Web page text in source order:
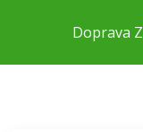
Doprava